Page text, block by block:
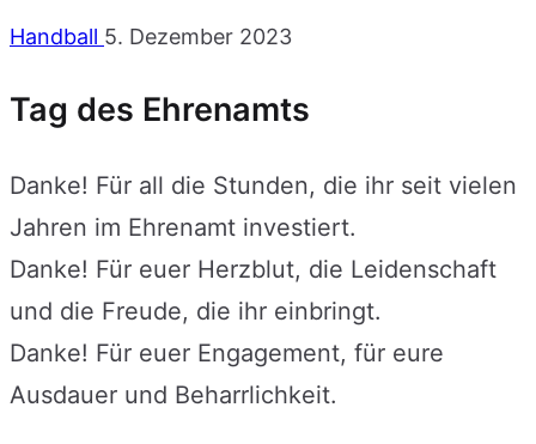
Handball 5. Dezember 2023
Tag des Ehrenamts
Danke! Für all die Stunden, die ihr seit vielen
Jahren im Ehrenamt investiert.
Danke! Für euer Herzblut, die Leidenschaft
und die Freude, die ihr einbringt.
Danke! Für euer Engagement, für eure
Ausdauer und Beharrlichkeit.